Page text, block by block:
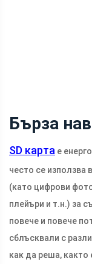
Бърза
SD карта е
често се използва
(като цифрови
плейъри и т.н.) за
повече и повече
сблъсквали с
как да реша, както